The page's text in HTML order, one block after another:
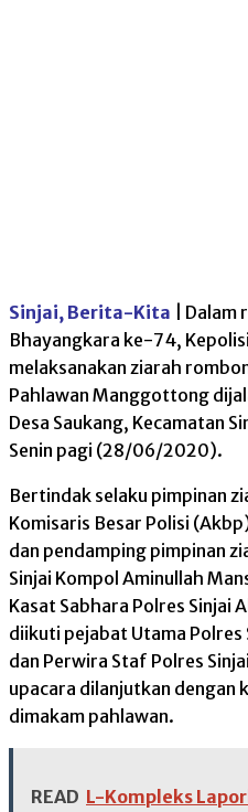
Sinjai, Berita-Kita |
Bhayangkara ke-74,
melaksanakan ziarah
Pahlawan Manggottong
Desa Saukang, Kecamatan
Senin pagi (28/06/2020).
Bertindak selaku pimpinan
Komisaris Besar Polisi
dan pendamping pimpinan
Sinjai Kompol Aminullah
Kasat Sabhara Polres Sinjai
diikuti pejabat Utama Polres
dan Perwira Staf Polres
upacara dilanjutkan dengan
dimakam pahlawan.
READ L-Kompleks